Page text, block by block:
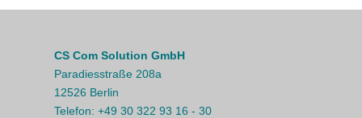
CS Com Solution GmbH
Paradiesstraße 208a
12526 Berlin
Telefon: +49 30 322 93 16 - 30